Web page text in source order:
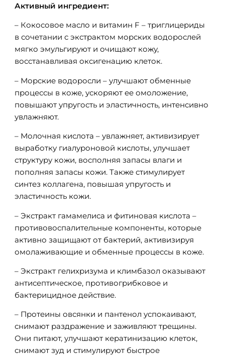
Активный ингредиент:
– Кокосовое масло и витамин F – триглицериды
в сочетании с экстрактом морских водорослей
мягко эмульгируют и очищают кожу,
восстанавливая оксигенацию клеток.
– Морские водоросли – улучшают обменные
процессы в коже, ускоряют ее омоложение,
повышают упругость и эластичность, интенсивно
увлажняют.
– Молочная кислота – увлажняет, активизирует
выработку гиалуроновой кислоты, улучшает
структуру кожи, восполняя запасы влаги и
пополняя запасы кожи. Также стимулирует
синтез коллагена, повышая упругость и
эластичность кожи.
– Экстракт гамамелиса и фитиновая кислота –
противовоспалительные компоненты, которые
активно защищают от бактерий, активизируя
омолаживающие и обменные процессы в коже.
– Экстракт гелихризума и климбазол оказывают
антисептическое, противогрибковое и
бактерицидное действие.
– Протеины овсянки и пантенол успокаивают,
снимают раздражение и заживляют трещины.
Они питают, улучшают кератинизацию клеток,
снимают зуд и стимулируют быстрое